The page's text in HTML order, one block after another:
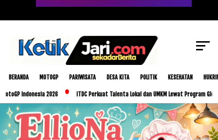
BERANDA MOTOGP PARIWISATA DESA KITA POLITIK KESEHATAN
2026 ITDC Perkuat Talenta Lokal dan UMKM Lewat Program Glorious